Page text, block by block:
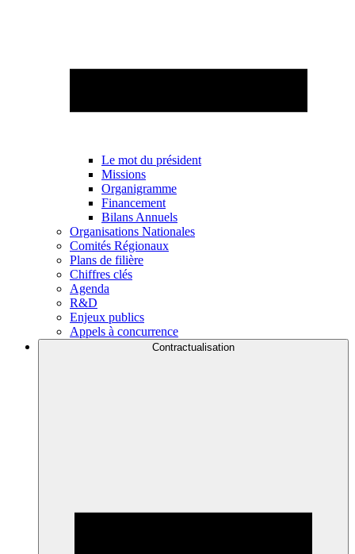
Le mot du président
Missions
Organigramme
Financement
Bilans Annuels
Organisations Nationales
Comités Régionaux
Plans de filière
Chiffres clés
Agenda
R&D
Enjeux publics
Appels à concurrence
Contractualisation